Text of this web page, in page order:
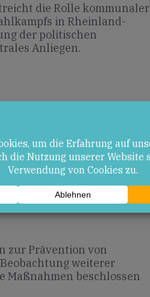
die Rolle kommunaler
in Rheinland-
der politischen
Anliegen.
für
Auseinandersetzung
instrumentalisiert werden
zur Prävention von
weiterer
Maßnahmen beschlossen